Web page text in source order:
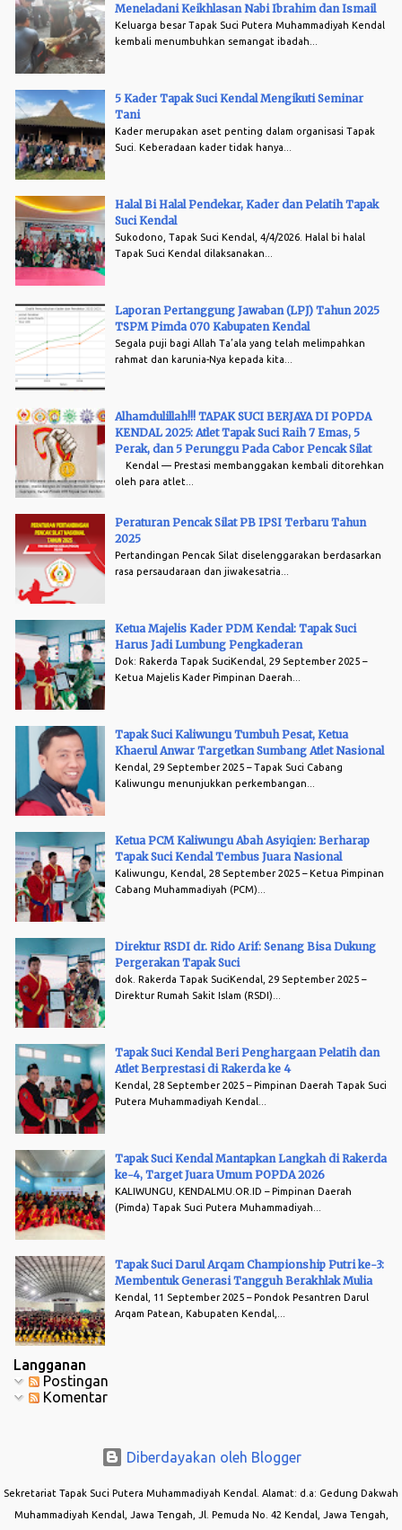
Meneladani Keikhlasan Nabi Ibrahim dan Ismail
Keluarga besar Tapak Suci Putera Muhammadiyah Kendal
kembali menumbuhkan semangat ibadah...
5 Kader Tapak Suci Kendal Mengikuti Seminar
Tani
Kader merupakan aset penting dalam organisasi Tapak
Suci. Keberadaan kader tidak hanya...
Halal Bi Halal Pendekar, Kader dan Pelatih Tapak
Suci Kendal
Sukodono, Tapak Suci Kendal, 4/4/2026. Halal bi halal
Tapak Suci Kendal dilaksanakan...
Laporan Pertanggung Jawaban (LPJ) Tahun 2025
TSPM Pimda 070 Kabupaten Kendal
Segala puji bagi Allah Ta’ala yang telah melimpahkan
rahmat dan karunia-Nya kepada kita...
Alhamdulillah!!! TAPAK SUCI BERJAYA DI POPDA
KENDAL 2025: Atlet Tapak Suci Raih 7 Emas, 5
Perak, dan 5 Perunggu Pada Cabor Pencak Silat
Kendal — Prestasi membanggakan kembali ditorehkan
oleh para atlet...
Peraturan Pencak Silat PB IPSI Terbaru Tahun
2025
Pertandingan Pencak Silat diselenggarakan berdasarkan
rasa persaudaraan dan jiwakesatria...
Ketua Majelis Kader PDM Kendal: Tapak Suci
Harus Jadi Lumbung Pengkaderan
Dok: Rakerda Tapak SuciKendal, 29 September 2025 –
Ketua Majelis Kader Pimpinan Daerah...
Tapak Suci Kaliwungu Tumbuh Pesat, Ketua
Khaerul Anwar Targetkan Sumbang Atlet Nasional
Kendal, 29 September 2025 – Tapak Suci Cabang
Kaliwungu menunjukkan perkembangan...
Ketua PCM Kaliwungu Abah Asyiqien: Berharap
Tapak Suci Kendal Tembus Juara Nasional
Kaliwungu, Kendal, 28 September 2025 – Ketua Pimpinan
Cabang Muhammadiyah (PCM)...
Direktur RSDI dr. Rido Arif: Senang Bisa Dukung
Pergerakan Tapak Suci
dok. Rakerda Tapak SuciKendal, 29 September 2025 –
Direktur Rumah Sakit Islam (RSDI)...
Tapak Suci Kendal Beri Penghargaan Pelatih dan
Atlet Berprestasi di Rakerda ke 4
Kendal, 28 September 2025 – Pimpinan Daerah Tapak Suci
Putera Muhammadiyah Kendal...
Tapak Suci Kendal Mantapkan Langkah di Rakerda
ke-4, Target Juara Umum POPDA 2026
KALIWUNGU, KENDALMU.OR.ID – Pimpinan Daerah
(Pimda) Tapak Suci Putera Muhammadiyah...
Tapak Suci Darul Arqam Championship Putri ke-3:
Membentuk Generasi Tangguh Berakhlak Mulia
Kendal, 11 September 2025 – Pondok Pesantren Darul
Arqam Patean, Kabupaten Kendal,...
Langganan
Postingan
Komentar
Diberdayakan oleh Blogger
Sekretariat Tapak Suci Putera Muhammadiyah Kendal. Alamat: d.a: Gedung Dakwah
Muhammadiyah Kendal, Jawa Tengah, Jl. Pemuda No. 42 Kendal, Jawa Tengah,